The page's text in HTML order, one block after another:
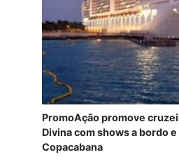
PromoAção promove
Divina com shows a bordo
Copacabana